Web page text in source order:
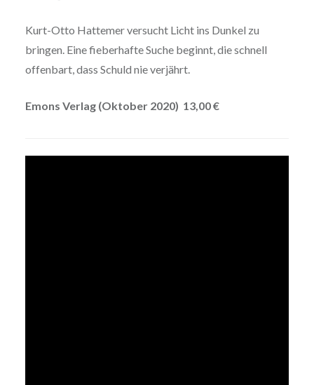
Kurt-Otto Hattemer versucht Licht ins Dunkel zu
bringen. Eine fieberhafte Suche beginnt, die schnell
offenbart, dass Schuld nie verjährt.
Emons Verlag (Oktober 2020) 13,00 €